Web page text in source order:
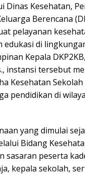
Dinas Kesehatan,
Berencana
pelayanan
edukasi di
Kepala
instansi tersebut
Kesehatan Sekolah
pendidikan di
yang dimulai
Bidang
sasaran peserta
kepala sekolah,